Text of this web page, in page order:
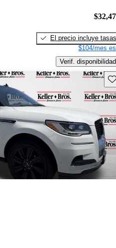
El precio incluye tasas
$104/mes
Verif. disponibilidad